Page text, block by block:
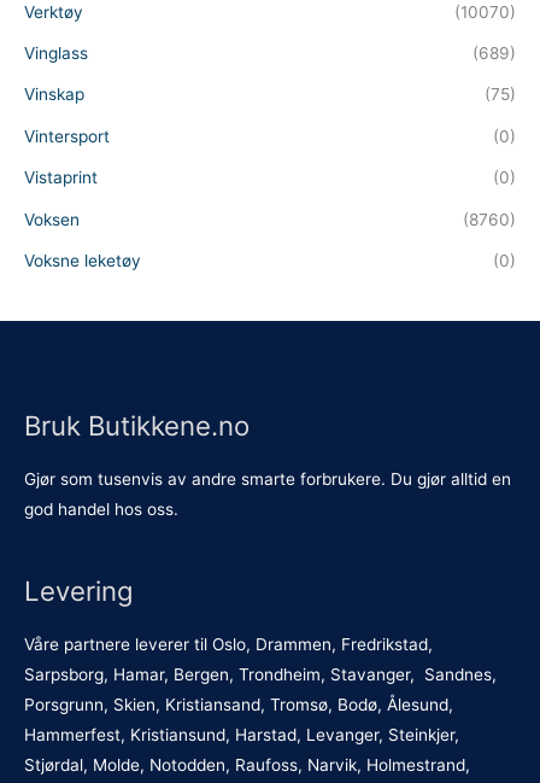
Verktøy (10070)
Vinglass (689)
Vinskap (75)
Vintersport (0)
Vistaprint (0)
Voksen (8760)
Voksne leketøy (0)
Bruk Butikkene.no
Gjør som tusenvis av andre smarte forbrukere. Du gjør alltid en
god handel hos oss.
Levering
Våre partnere leverer til Oslo, Drammen, Fredrikstad,
Sarpsborg, Hamar, Bergen, Trondheim, Stavanger, Sandnes,
Porsgrunn, Skien, Kristiansand, Tromsø, Bodø, Ålesund,
Hammerfest, Kristiansund, Harstad, Levanger, Steinkjer,
Stjørdal, Molde, Notodden, Raufoss, Narvik, Holmestrand,